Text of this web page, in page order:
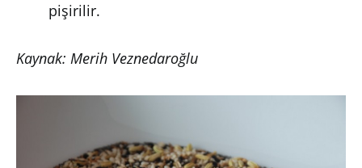
pişirilir.
Kaynak: Merih Veznedaroğlu